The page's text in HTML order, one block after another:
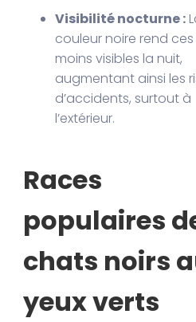
Visibilité nocturne :
couleur noire rend
moins visibles la nuit,
augmentant ainsi les
d’accidents, surtout à
l’extérieur.
Races
populaires
chats noirs
yeux verts